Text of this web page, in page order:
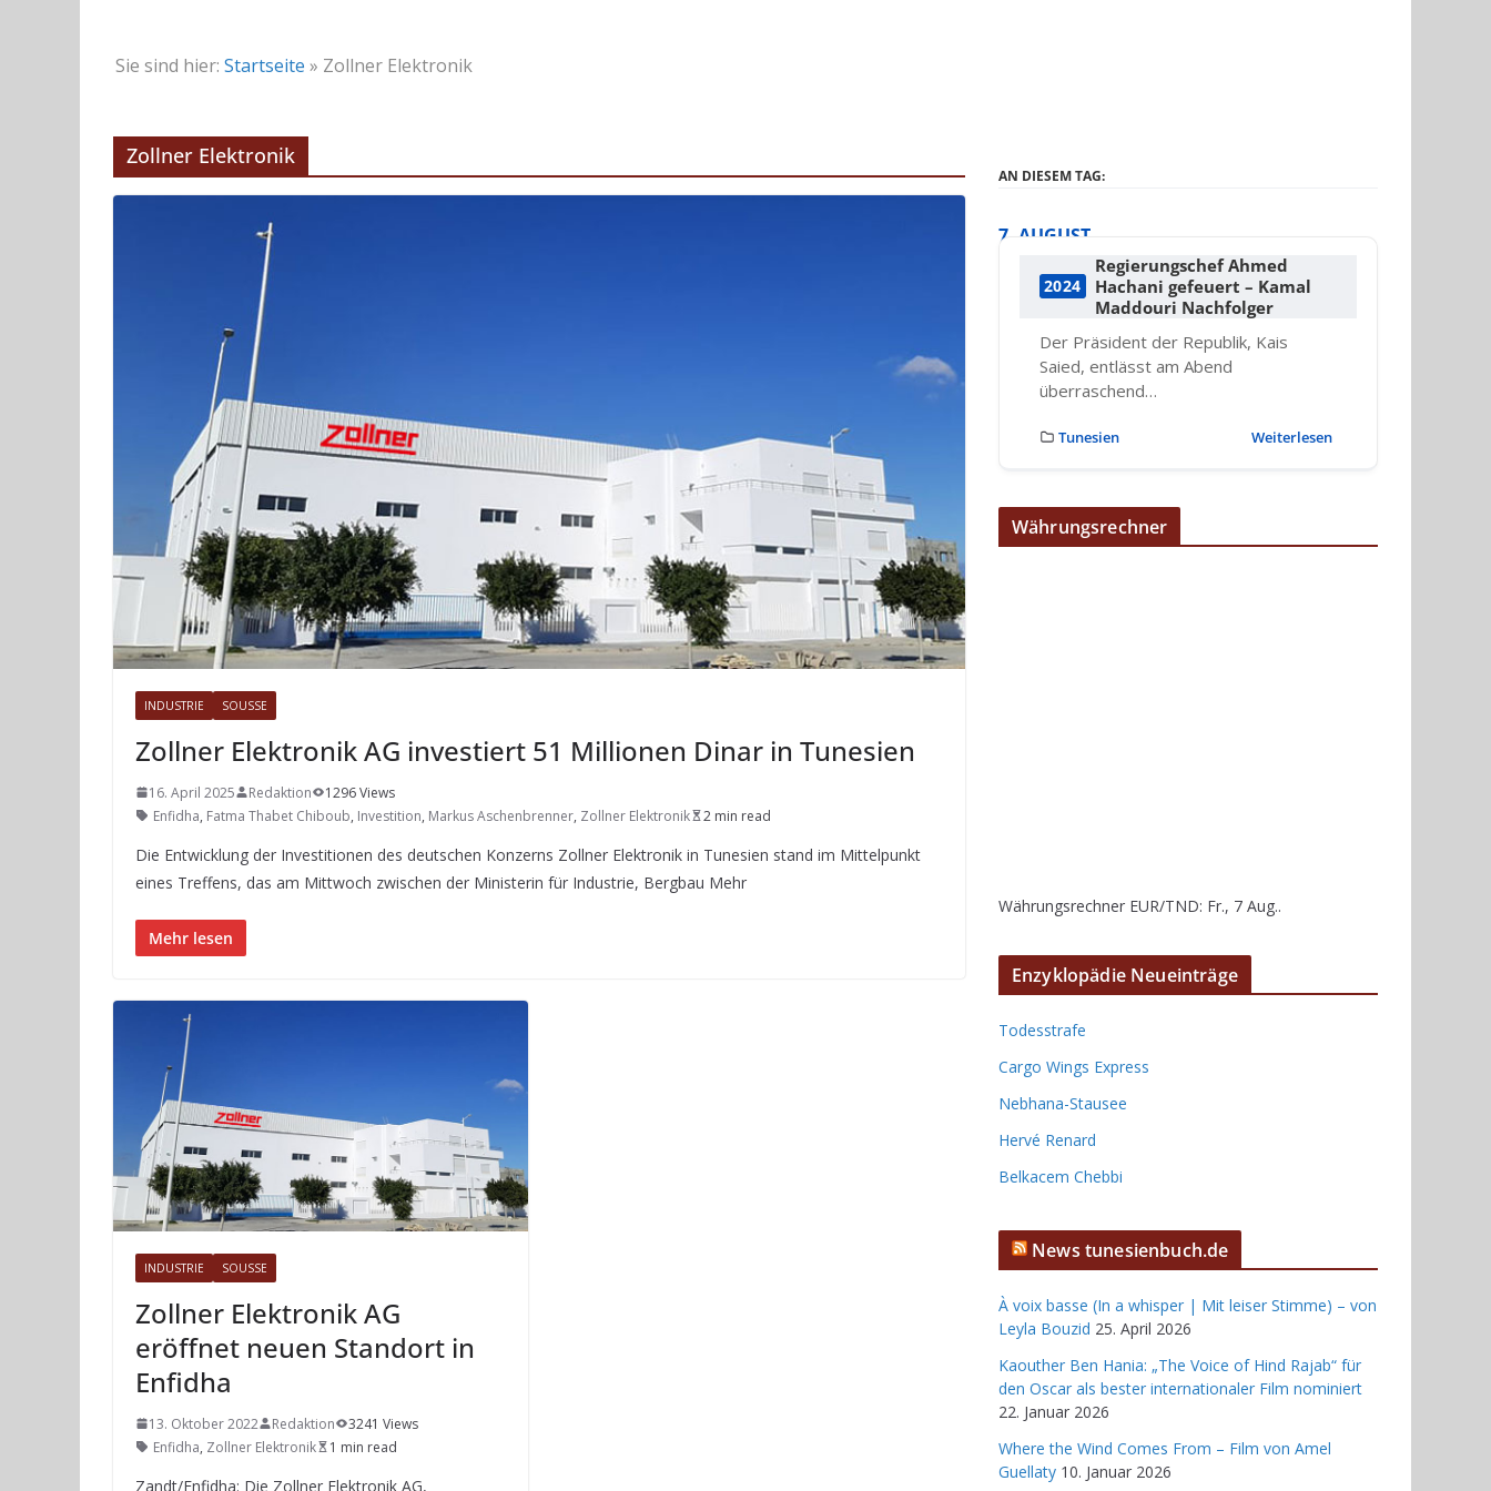
Sie sind hier: Startseite » Zollner Elektronik
Zollner Elektronik
INDUSTRIE SOUSSE
Zollner Elektronik AG investiert 51 Millionen Dinar in Tunesien
16. April 2025 Redaktion
1296 Views
Enfidha, Fatma Thabet Chiboub, Investition, Markus Aschenbrenner, Zollner Elektronik 2 min read
Die Entwicklung der Investitionen des deutschen Konzerns Zollner Elektronik in Tunesien stand im Mittelpunkt
eines Treffens, das am Mittwoch zwischen der Ministerin für Industrie, Bergbau Mehr
Mehr lesen
INDUSTRIE SOUSSE
Zollner Elektronik AG
eröffnet neuen Standort in
Enfidha
13. Oktober 2022 Redaktion
3241 Views
Enfidha, Zollner Elektronik 1 min read
Zandt/Enfidha: Die Zollner Elektronik AG,
AN DIESEM TAG:
7. AUGUST
2024
Regierungschef Ahmed
Hachani gefeuert – Kamal
Maddouri Nachfolger
Der Präsident der Republik, Kais
Saied, entlässt am Abend
überraschend…
Tunesien Weiterlesen
Währungsrechner
Währungsrechner EUR/TND: Fr., 7 Aug..
Enzyklopädie Neueinträge
Todesstrafe
Cargo Wings Express
Nebhana-Stausee
Hervé Renard
Belkacem Chebbi
News tunesienbuch.de
À voix basse (In a whisper | Mit leiser Stimme) – von
Leyla Bouzid 25. April 2026
Kaouther Ben Hania: „The Voice of Hind Rajab“ für
den Oscar als bester internationaler Film nominiert
22. Januar 2026
Where the Wind Comes From – Film von Amel
Guellaty 10. Januar 2026